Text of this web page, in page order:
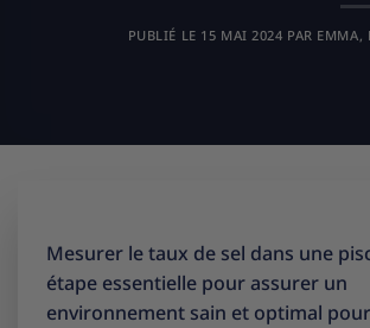
PUBLIÉ LE 15 MAI 2024 PAR EMMA,
Mesurer le taux de sel dans une
étape essentielle pour assurer un
environnement sain et optimal